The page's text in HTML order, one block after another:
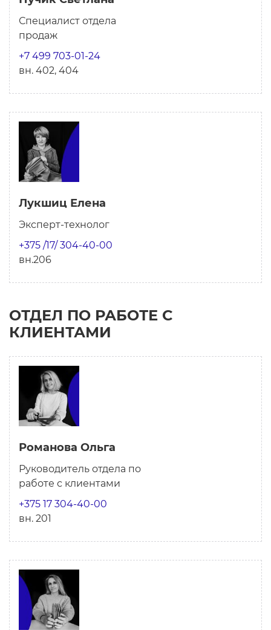
Специалист отдела
продаж
+7 499 703-01-24
вн. 402, 404
Лукшиц Елена
Эксперт-технолог
+375 /17/ 304-40-00
вн.206
ОТДЕЛ ПО РАБОТЕ С
КЛИЕНТАМИ
Романова Ольга
Руководитель отдела по
работе с клиентами
+375 17 304-40-00
вн. 201